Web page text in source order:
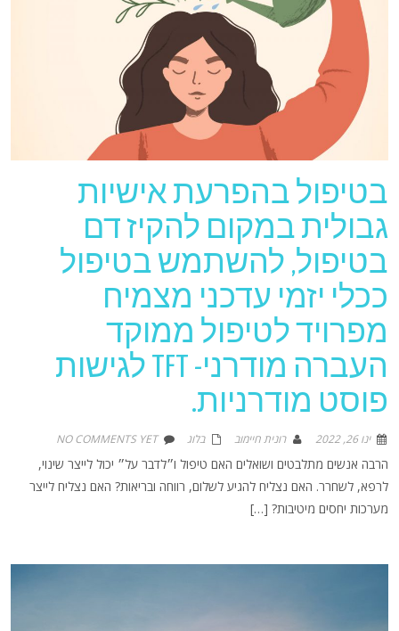
בטיפול בהפרעת אישיות
גבולית במקום להקיז דם
בטיפול, להשתמש בטיפול
ככלי יזמי עדכני מצמיח
מפרויד לטיפול ממוקד
העברה מודרני- TFT לגישות
פוסט מודרניות.
ינו 26, 2022 רונית חיימוב בלוג NO COMMENTS YET
הרבה אנשים מתלבטים ושואלים האם טיפול ו״לדבר על״ יכול לייצר שינוי,
לרפא, לשחרר. האם נצליח להגיע לשלום, רווחה ובריאות? האם נצליח לייצר
מערכות יחסים מיטיבות? […]